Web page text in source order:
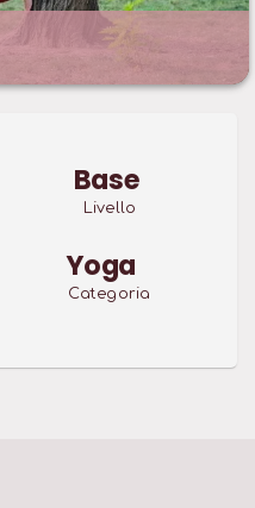
Base
Livello
Yoga
Categoria